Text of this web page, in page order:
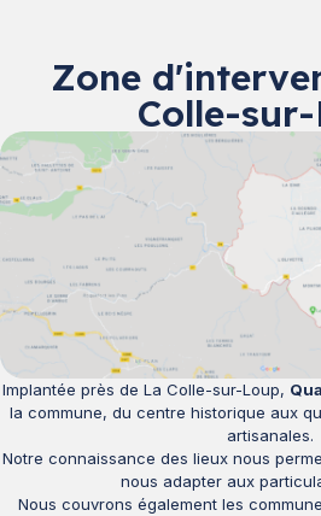
Zone
Colle-
Implantée près de La Colle-sur-Loup,
la commune, du centre historique aux
artisanales.
Notre connaissance des lieux nous
nous adapter aux
Nous couvrons également les